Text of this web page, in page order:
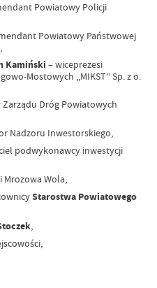
Powiatowy Policji
Powiatowy Państwowej
Kamiński – wiceprezesi
Mostowych ,,MIKST’’ Sp. z o.
Dróg Powiatowych
Nadzoru Inwestorskiego,
podwykonawcy inwestycji
Mrozowa Wola,
Starostwa Powiatowego
,